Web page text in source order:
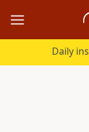
Daily